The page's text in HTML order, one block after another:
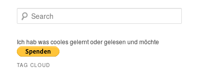
e
r
c
Ich hab was cooles gelernt oder gelesen und möchte
TAG CLOUD